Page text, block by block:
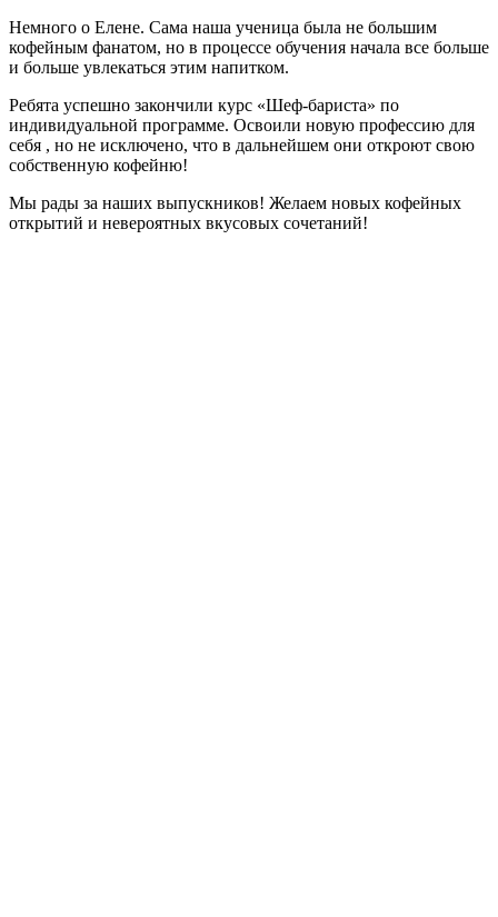
Немного о Елене. Сама наша ученица была не большим
кофейным фанатом, но в процессе обучения начала все больше
и больше увлекаться этим напитком.
Ребята успешно закончили курс «Шеф-бариста» по
индивидуальной программе. Освоили новую профессию для
себя , но не исключено, что в дальнейшем они откроют свою
собственную кофейню!
Мы рады за наших выпускников! Желаем новых кофейных
открытий и невероятных вкусовых сочетаний!